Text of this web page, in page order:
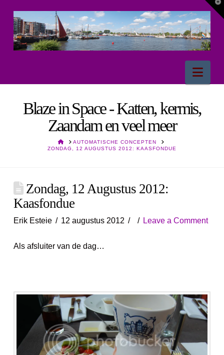
Blaze in Space - Katten, kermis,
Zaandam en veel meer
HOMEAUTOMATISCHE CONCEPTEN
ZONDAG, 12 AUGUSTUS 2012: KAASFONDUE
Zondag, 12 Augustus 2012:
Kaasfondue
Erik Esteie 12 augustus 2012 Leave a Comment
Als afsluiter van de dag…